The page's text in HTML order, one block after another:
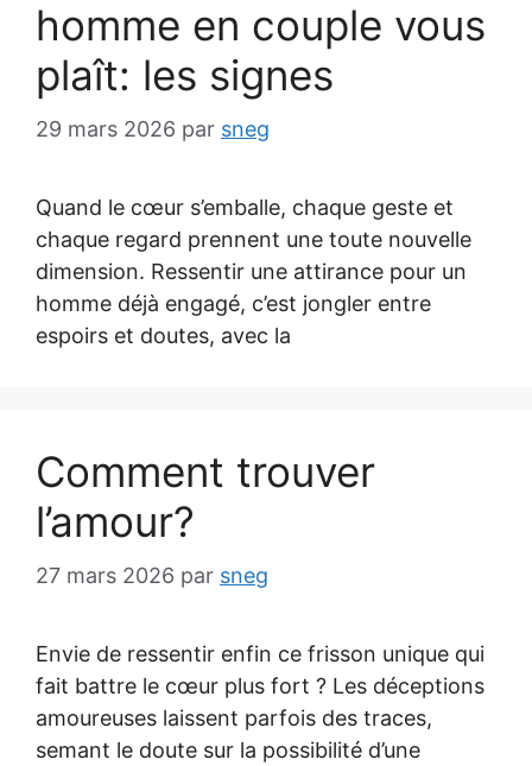
homme en couple vous
plaît: les signes
29 mars 2026 par sneg
Quand le cœur s’emballe, chaque geste et
chaque regard prennent une toute nouvelle
dimension. Ressentir une attirance pour un
homme déjà engagé, c’est jongler entre
espoirs et doutes, avec la
Comment trouver
l’amour?
27 mars 2026 par sneg
Envie de ressentir enfin ce frisson unique qui
fait battre le cœur plus fort ? Les déceptions
amoureuses laissent parfois des traces,
semant le doute sur la possibilité d’une